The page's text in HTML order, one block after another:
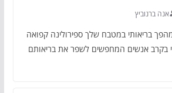
אנה ברנוביץ
בריאותי במטבח שלך ספירולינה קפואה
בקרב אנשים המחפשים לשפר את בריאותם